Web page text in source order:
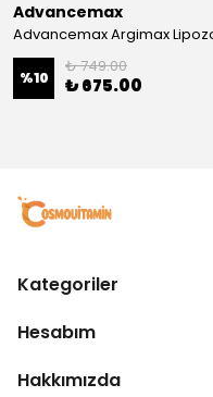
Advancemax
%10
₺ 749.00
₺ 675.00
Kategoriler
Hesabım
Hakkımızda